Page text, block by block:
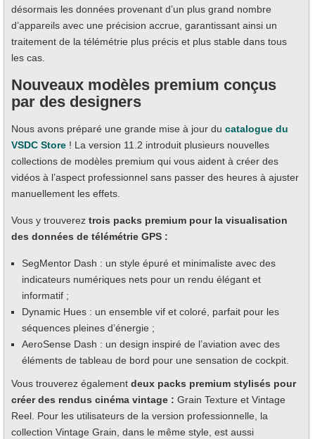
désormais les données provenant d’un plus grand nombre
d’appareils avec une précision accrue, garantissant ainsi un
traitement de la télémétrie plus précis et plus stable dans tous
les cas.
Nouveaux modèles premium conçus
par des designers
Nous avons préparé une grande mise à jour du catalogue du
VSDC Store ! La version 11.2 introduit plusieurs nouvelles
collections de modèles premium qui vous aident à créer des
vidéos à l’aspect professionnel sans passer des heures à ajuster
manuellement les effets.
Vous y trouverez trois packs premium pour la visualisation
des données de télémétrie GPS :
SegMentor Dash : un style épuré et minimaliste avec des
indicateurs numériques nets pour un rendu élégant et
informatif ;
Dynamic Hues : un ensemble vif et coloré, parfait pour les
séquences pleines d’énergie ;
AeroSense Dash : un design inspiré de l’aviation avec des
éléments de tableau de bord pour une sensation de cockpit.
Vous trouverez également deux packs premium stylisés pour
créer des rendus cinéma vintage : Grain Texture et Vintage
Reel. Pour les utilisateurs de la version professionnelle, la
collection Vintage Grain, dans le même style, est aussi